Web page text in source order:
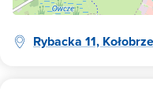
Rybacka 11,